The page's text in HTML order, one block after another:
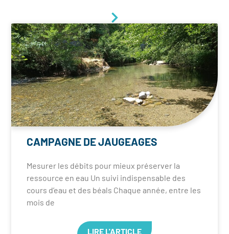
CAMPAGNE DE JAUGEAGES
Mesurer les débits pour mieux préserver la
ressource en eau Un suivi indispensable des
cours d’eau et des béals Chaque année, entre les
mois de
LIRE L'ARTICLE